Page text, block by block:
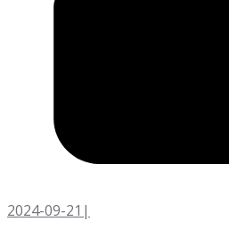
2024-09-21 |